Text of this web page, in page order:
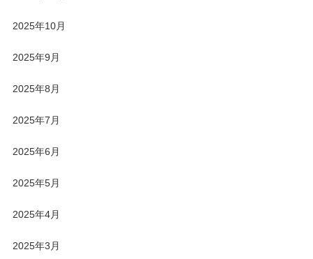
2025年10月
2025年9月
2025年8月
2025年7月
2025年6月
2025年5月
2025年4月
2025年3月